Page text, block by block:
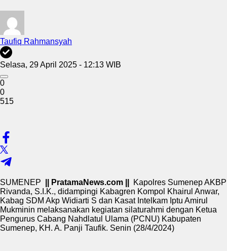
Taufiq Rahmansyah
Selasa, 29 April 2025 - 12:13 WIB
0
0
515
SUMENEP || PratamaNews.com ||
Kapolres Sumenep AKBP
Rivanda, S.I.K., didampingi Kabagren Kompol Khairul Anwar,
Kabag SDM Akp Widiarti S dan Kasat Intelkam Iptu Amirul
Mukminin melaksanakan kegiatan silaturahmi dengan Ketua
Pengurus Cabang Nahdlatul Ulama (PCNU) Kabupaten
Sumenep, KH. A. Panji Taufik. Senin (28/4/2024)